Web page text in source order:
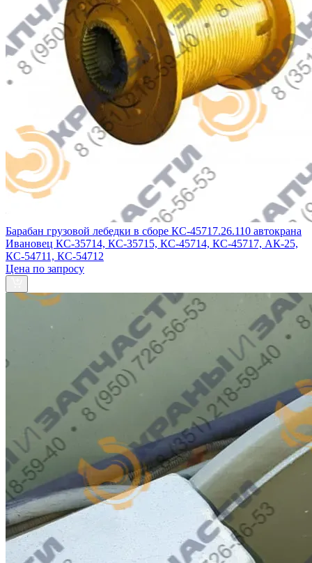
Барабан грузовой лебедки в сборе КС-45717.26.110 автокрана
Ивановец КС-35714, КС-35715, КС-45714, КС-45717, АК-25,
КС-54711, КС-54712
Цена по запросу